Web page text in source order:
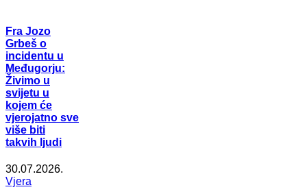
Fra Jozo
Grbeš o
incidentu u
Međugorju:
Živimo u
svijetu u
kojem će
vjerojatno sve
više biti
takvih ljudi
30.07.2026.
Vjera